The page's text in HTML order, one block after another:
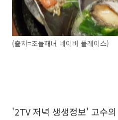
(출처=조돌해녀 네이버 플레이스)
'2TV 저녁 생생정보' 고수